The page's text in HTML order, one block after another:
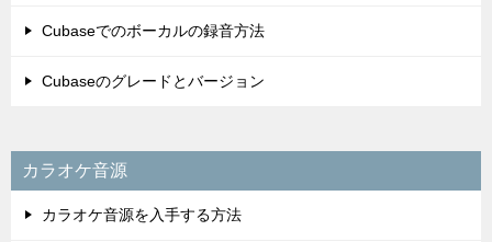
Cubaseでのボーカルの録音方法
Cubaseのグレードとバージョン
カラオケ音源
カラオケ音源を入手する方法